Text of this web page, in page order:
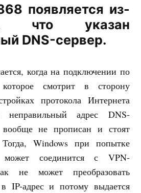
появляется из-
что указан
DNS-сервер.
когда на подключении по
смотрит в сторону
протокола Интернета
неправильный адрес DNS-
не прописан и стоят
Windows при попытке
может соединится с VPN-
не может преобразовать
IP-адрес и потому выдается